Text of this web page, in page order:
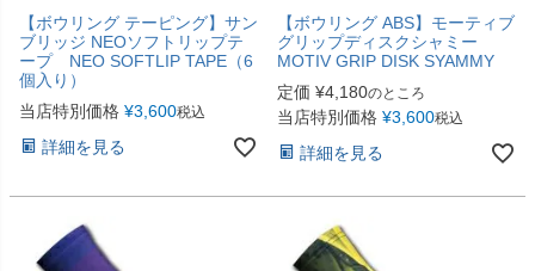
【ボウリング テーピング】サン
ブリッジ NEOソフトリップテ
ープ NEO SOFTLIP TAPE（6
個入り）
当店特別価格 ¥3,600税込
詳細を見る
【ボウリング ABS】モーティブ
グリップディスクシャミー
MOTIV GRIP DISK SYAMMY
定価 ¥4,180のところ
当店特別価格 ¥3,600税込
詳細を見る